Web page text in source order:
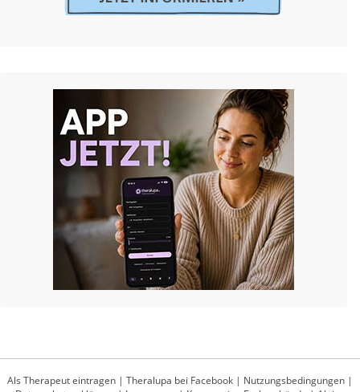
Als Therapeut eintragen | Theralupa bei Facebook | Nutzungsbedingungen |